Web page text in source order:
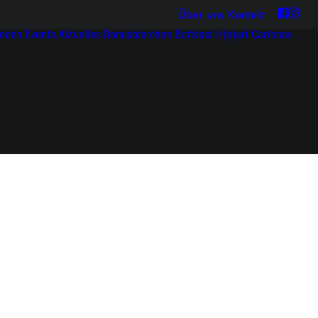
Über uns Kontakt
Events Aktuelles Bonusbierchen Bottcast H(e)art Cartoons